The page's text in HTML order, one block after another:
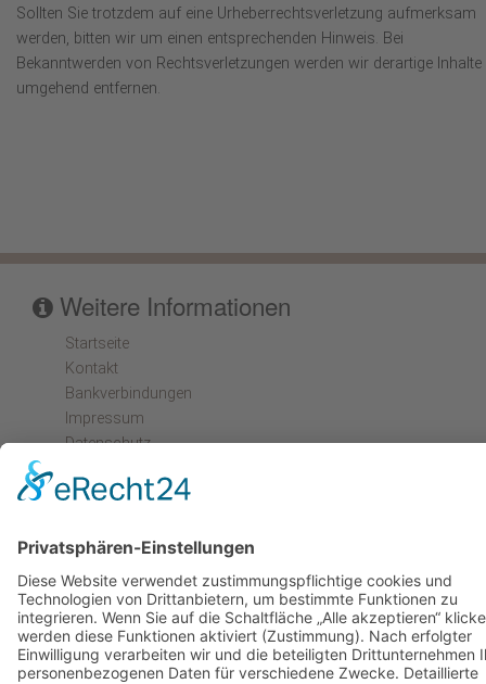
Sollten Sie trotzdem auf eine Urheberrechtsverletzung aufmerksam
werden, bitten wir um einen entsprechenden Hinweis. Bei
Bekanntwerden von Rechtsverletzungen werden wir derartige Inhalte
umgehend entfernen.
Weitere Informationen
Startseite
Kontakt
Bankverbindungen
Impressum
Datenschutz